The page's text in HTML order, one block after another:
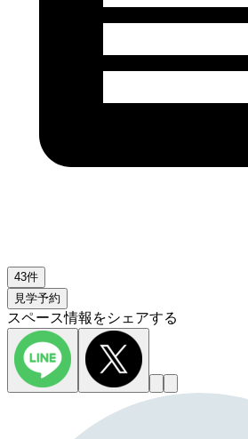
43件
見学予約
スペース情報をシェアする